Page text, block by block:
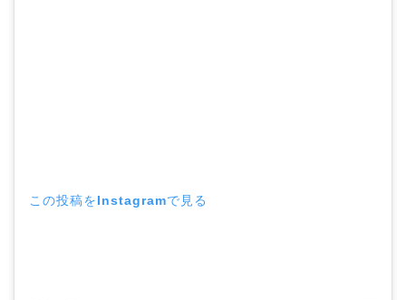
この投稿をInstagramで見る